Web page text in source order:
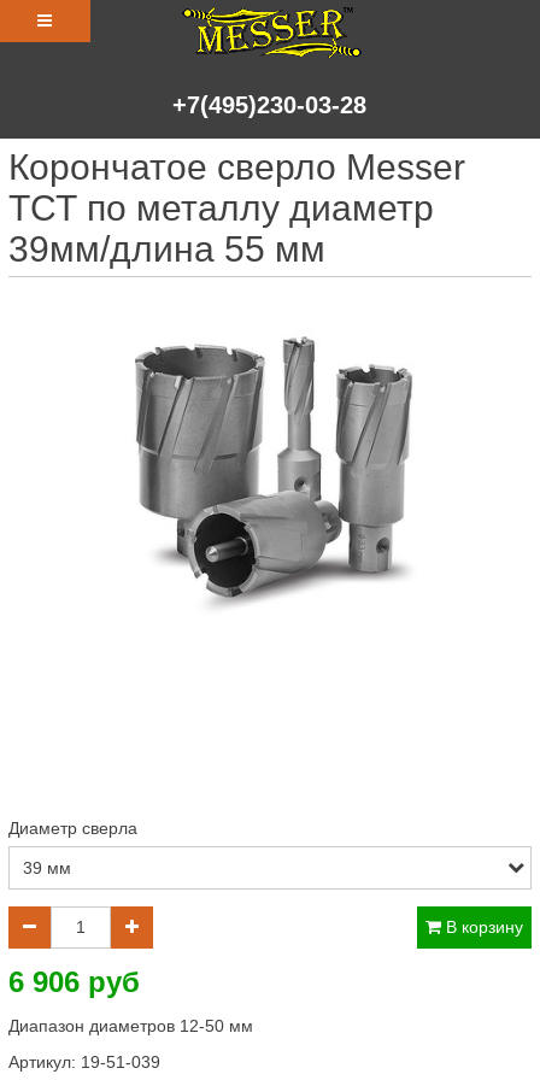
+7(495)230-03-28
Корончатое сверло Messer
ТСТ по металлу диаметр
39мм/длина 55 мм
Диаметр сверла
В корзину
6 906 руб
Диапазон диаметров 12-50 мм
Артикул: 19-51-039